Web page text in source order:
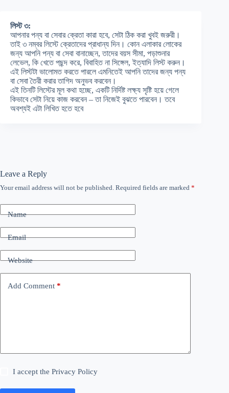
লিস্ট ৩:
আপনার পন্য বা সেবার ক্রেতা কারা হবে, সেটা ঠিক করা খুবই জরুরী।
তাই ৩ নম্বর লিস্টে ক্রেতাদের প্রাধান্য দিন। কোন এলাকার লোকের
জন্য আপনি পন্য বা সেবা বানাচ্ছেন, তাদের বয়স সীমা, পড়াশুনার
লেভেল, কি খেতে পছন্দ করে, বিবাহিত না সিঙ্গেল, ইত্যাদি লিস্ট করুন।
এই লিস্টটা ভালোমত করতে পারলে এমনিতেই আপনি তাদের জন্য পন্য
বা সেবা তৈরী করার তাগিদ অনুভব করবেন।
এই তিনটি লিস্টের মূল কথা হচ্ছে, একটি নির্দিষ্ট লক্ষ্য সৃষ্টি হয়ে গেলে
কিভাবে সেটা নিয়ে কাজ করবেন – তা নিজেই বুঝতে পারবেন। তবে
অবশ্যই এটা লিখিত হতে হবে
Leave a Reply
Your email address will not be published. Required fields are marked *
Name
Email
Website
Add Comment *
I accept thePrivacy Policy